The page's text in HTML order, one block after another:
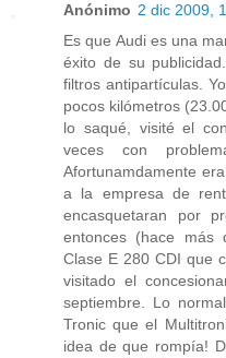
Anónimo 2 dic 2009,
Es que Audi es una
éxito de su
filtros antipartículas.
pocos kilómetros
lo saqué, visité el
veces con
Afortunamdamente
a la empresa de
encasquetaran por
entonces (hace más
Clase E 280 CDI que
visitado el
septiembre. Lo
Tronic que el
idea de que rompía!